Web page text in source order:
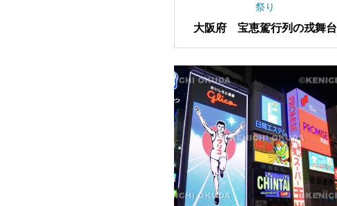
祭り
大阪府 宝恵駕行列の戎舞台